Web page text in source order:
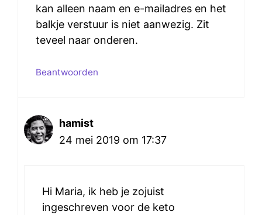
kan alleen naam en e-mailadres en het
balkje verstuur is niet aanwezig. Zit
teveel naar onderen.
Beantwoorden
hamist
24 mei 2019 om 17:37
Hi Maria, ik heb je zojuist
ingeschreven voor de keto